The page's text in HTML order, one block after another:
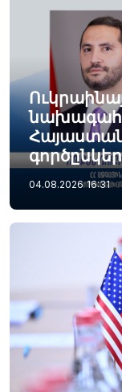
նախագահը
04.08.2026 16:31